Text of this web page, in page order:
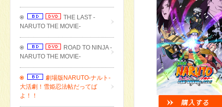
THE LAST -
NARUTO THE MOVIE-
ROAD TO NINJA -
NARUTO THE MOVIE-
劇場版NARUTO-ナルト-
大活劇！雪姫忍法帖だってば
よ！！